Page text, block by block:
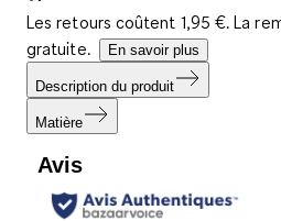
Les retours coûtent 1,95 €. La
gratuite.
En savoir plus
Description du produit
Matière
Avis